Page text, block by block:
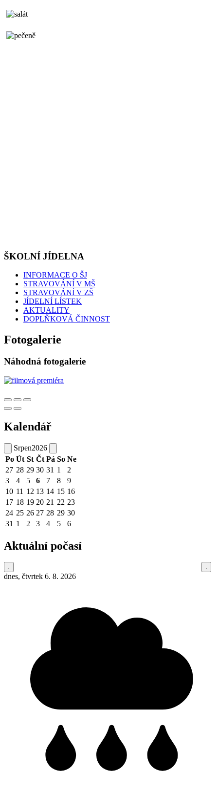
ŠKOLNÍ JÍDELNA
INFORMACE O ŠJ
STRAVOVÁNÍ V MŠ
STRAVOVÁNÍ V ZŠ
JÍDELNÍ LÍSTEK
AKTUALITY
DOPLŇKOVÁ ČINNOST
Fotogalerie
Náhodná fotogalerie
Kalendář
Srpen2026
Po Út St Čt Pá So Ne
27 28 29 30 31 1
2
3
4 5 6 7 8
9
10 11 12 13 14 15 16
17 18 19 20 21 22 23
24 25 26 27 28 29 30
31 1 2 3 4 5 6
Aktuální počasí
dnes, čtvrtek 6. 8. 2026